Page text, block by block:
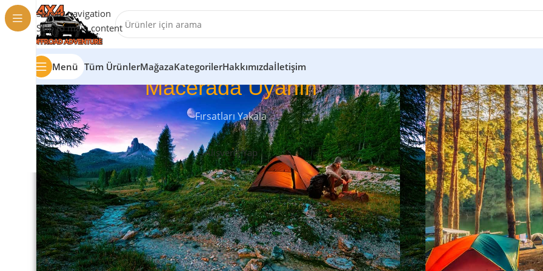
Skip to navigation
Skip to main content
Menü Tüm ÜrünlerMağazaKategorilerHakkımızdaİletişim
Macerada Uyanın
Fırsatları Yakala
Alışveriş Yap